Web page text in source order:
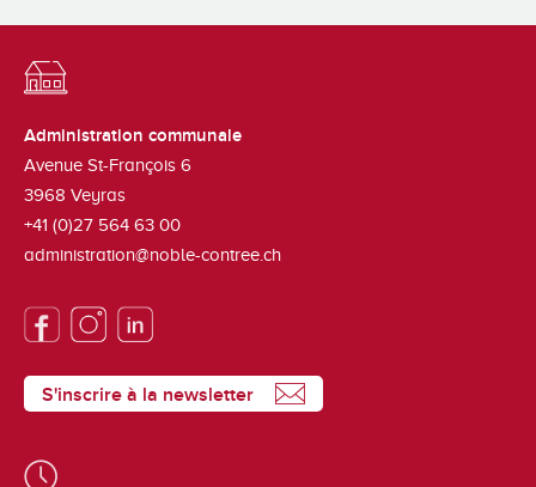
Administration communale
Avenue St-François 6
3968 Veyras
+41 (0)27 564 63 00
administration@noble-contree.ch
S'inscrire à la newsletter